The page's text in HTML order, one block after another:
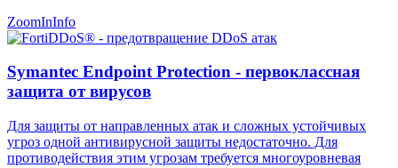
ZoomInInfo
Symantec Endpoint Protection - первоклассная
защита от вирусов
Для защиты от направленных атак и сложных устойчивых
угроз одной антивирусной защиты недостаточно. Для
противодействия этим угрозам требуется многоуровневая